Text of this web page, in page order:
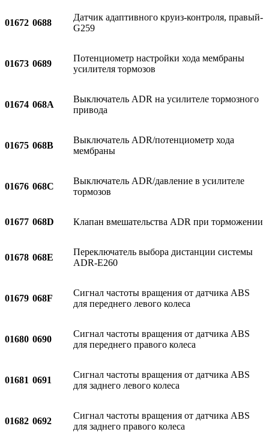
01672 0688
Датчик адаптивного круиз-контроля, правый-
G259
01673 0689
Потенциометр настройки хода мембраны
усилителя тормозов
01674 068A
Выключатель ADR на усилителе тормозного
привода
01675 068B
Выключатель ADR/потенциометр хода
мембраны
01676 068C
Выключатель ADR/давление в усилителе
тормозов
01677 068D Клапан вмешательства ADR при торможении
01678 068E
Переключатель выбора дистанции системы
ADR-E260
01679 068F
Сигнал частоты вращения от датчика ABS
для переднего левого колеса
01680 0690
Сигнал частоты вращения от датчика ABS
для переднего правого колеса
01681 0691
Сигнал частоты вращения от датчика ABS
для заднего левого колеса
01682 0692
Сигнал частоты вращения от датчика ABS
для заднего правого колеса